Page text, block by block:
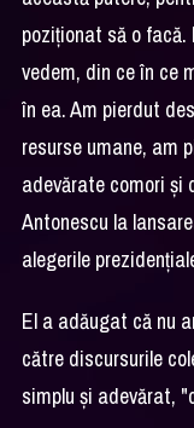
poziţionat să o facă.
vedem, din ce în ce
în ea. Am pierdut
resurse umane, am
adevărate comori
Antonescu la
alegerile
El a adăugat că nu
către discursurile
simplu şi adevărat,